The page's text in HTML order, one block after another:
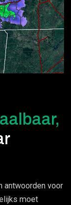
antwoorden voor
moet